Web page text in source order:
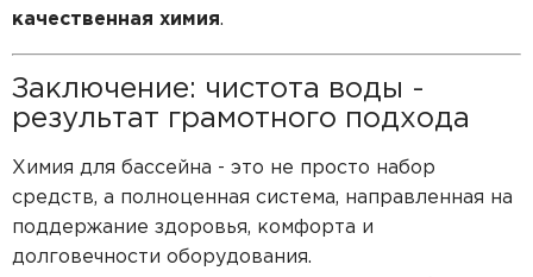
качественная химия.
Заключение: чистота воды -
результат грамотного подхода
Химия для бассейна - это не просто набор
средств, а полноценная система, направленная на
поддержание здоровья, комфорта и
долговечности оборудования.